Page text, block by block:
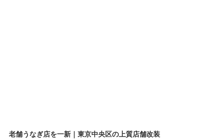
老舗うなぎ店を一新｜東京中央区の上質店舗改装